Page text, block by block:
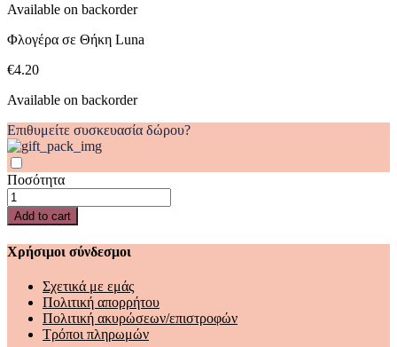
Available on backorder
Φλογέρα σε Θήκη Luna
€4.20
Available on backorder
Επιθυμείτε συσκευασία δώρου?
Ποσότητα
Φλογέρα
σε
Θήκη
Luna
quantity
Add to cart
Χρήσιμοι σύνδεσμοι
Σχετικά με εμάς
Πολιτική απορρήτου
Πολιτική ακυρώσεων/επιστροφών
Τρόποι πληρωμών